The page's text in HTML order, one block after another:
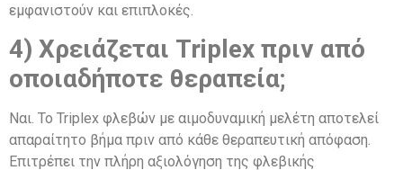
εμφανιστούν και επιπλοκές.
4) Χρειάζεται Triplex πριν από
οποιαδήποτε θεραπεία;
Ναι. Το Triplex φλεβών με αιμοδυναμική μελέτη αποτελεί
απαραίτητο βήμα πριν από κάθε θεραπευτική απόφαση.
Επιτρέπει την πλήρη αξιολόγηση της φλεβικής